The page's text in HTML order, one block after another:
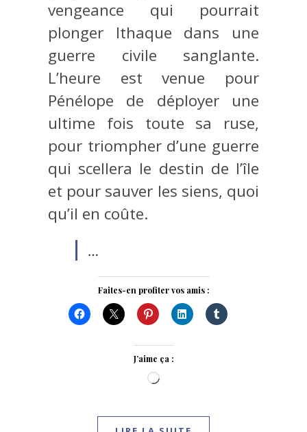
vengeance qui pourrait
plonger Ithaque dans une
guerre civile sanglante.
L’heure est venue pour
Pénélope de déployer une
ultime fois toute sa ruse,
pour triompher d’une guerre
qui scellera le destin de l’île
et pour sauver les siens, quoi
qu’il en coûte.
…
Faites-en profiter vos amis :
J’aime ça :
Chargement…